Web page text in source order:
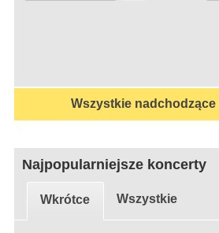
Wszystkie
Najpopularniejsze koncerty
Wkrótce Wszystkie